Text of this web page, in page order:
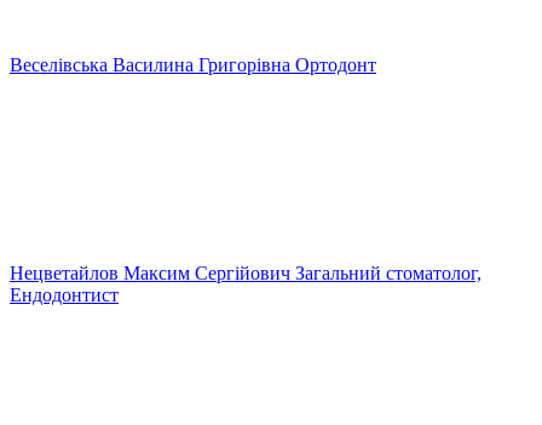
Веселівська Василина Григорівна Ортодонт
Нецветайлов Максим Сергійович Загальний стоматолог,
Ендодонтист